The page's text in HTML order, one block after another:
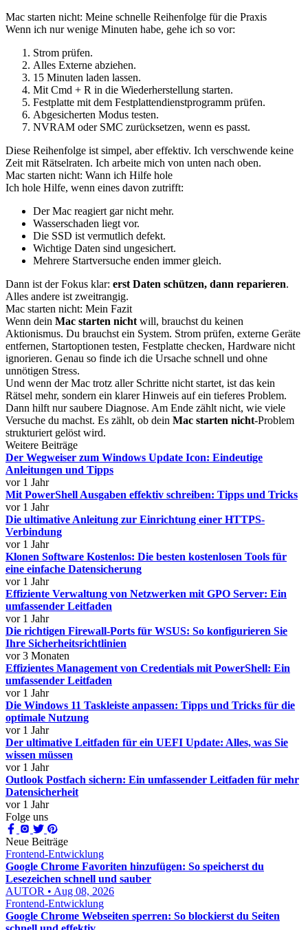
Mac starten nicht: Meine schnelle Reihenfolge für die Praxis
Wenn ich nur wenige Minuten habe, gehe ich so vor:
Strom prüfen.
Alles Externe abziehen.
15 Minuten laden lassen.
Mit Cmd + R in die Wiederherstellung starten.
Festplatte mit dem Festplattendienstprogramm prüfen.
Abgesicherten Modus testen.
NVRAM oder SMC zurücksetzen, wenn es passt.
Diese Reihenfolge ist simpel, aber effektiv. Ich verschwende keine
Zeit mit Rätselraten. Ich arbeite mich von unten nach oben.
Mac starten nicht: Wann ich Hilfe hole
Ich hole Hilfe, wenn eines davon zutrifft:
Der Mac reagiert gar nicht mehr.
Wasserschaden liegt vor.
Die SSD ist vermutlich defekt.
Wichtige Daten sind ungesichert.
Mehrere Startversuche enden immer gleich.
Dann ist der Fokus klar: erst Daten schützen, dann reparieren.
Alles andere ist zweitrangig.
Mac starten nicht: Mein Fazit
Wenn dein Mac starten nicht will, brauchst du keinen
Aktionismus. Du brauchst ein System. Strom prüfen, externe Geräte
entfernen, Startoptionen testen, Festplatte checken, Hardware nicht
ignorieren. Genau so finde ich die Ursache schnell und ohne
unnötigen Stress.
Und wenn der Mac trotz aller Schritte nicht startet, ist das kein
Rätsel mehr, sondern ein klarer Hinweis auf ein tieferes Problem.
Dann hilft nur saubere Diagnose. Am Ende zählt nicht, wie viele
Versuche du machst. Es zählt, ob dein Mac starten nicht-Problem
strukturiert gelöst wird.
Weitere Beiträge
Der Wegweiser zum Windows Update Icon: Eindeutige
Anleitungen und Tipps
vor 1 Jahr
Mit PowerShell Ausgaben effektiv schreiben: Tipps und Tricks
vor 1 Jahr
Die ultimative Anleitung zur Einrichtung einer HTTPS-
Verbindung
vor 1 Jahr
Klonen Software Kostenlos: Die besten kostenlosen Tools für
eine einfache Datensicherung
vor 1 Jahr
Effiziente Verwaltung von Netzwerken mit GPO Server: Ein
umfassender Leitfaden
vor 1 Jahr
Die richtigen Firewall-Ports für WSUS: So konfigurieren Sie
Ihre Sicherheitsrichtlinien
vor 3 Monaten
Effizientes Management von Credentials mit PowerShell: Ein
umfassender Leitfaden
vor 1 Jahr
Die Windows 11 Taskleiste anpassen: Tipps und Tricks für die
optimale Nutzung
vor 1 Jahr
Der ultimative Leitfaden für ein UEFI Update: Alles, was Sie
wissen müssen
vor 1 Jahr
Outlook Postfach sichern: Ein umfassender Leitfaden für mehr
Datensicherheit
vor 1 Jahr
Folge uns
Neue Beiträge
Frontend-Entwicklung
Google Chrome Favoriten hinzufügen: So speicherst du
Lesezeichen schnell und sauber
AUTOR • Aug 08, 2026
Frontend-Entwicklung
Google Chrome Webseiten sperren: So blockierst du Seiten